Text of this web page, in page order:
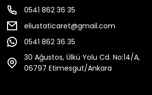
0541 862 36 35
eliustaticaret@gmail.com
0541 862 36 35
30 Ağustos, Ülkü Yolu Cd. No:14/A,
06797 Etimesgut/Ankara